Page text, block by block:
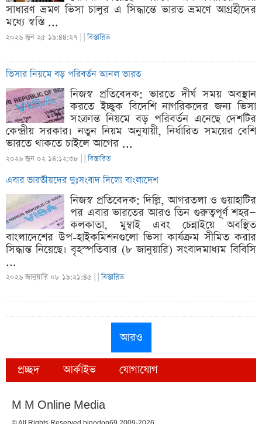
সাধারণ ভ্রমণ ভিসা চালুর এ সিদ্ধান্তে ভারত ভ্রমণে আগ্রহীদের
মধ্যে স্বস্তি ...
২০২৬ জুন ২৫ ১৯:৪৪:২৭ | |বিস্তারিত
ভিসার নিয়মে বড় পরিবর্তন আনল ভারত
নিজস্ব প্রতিবেদক: ভারতে দীর্ঘ সময় অবস্থান
করতে ইচ্ছুক বিদেশি নাগরিকদের জন্য ভিসা
সংক্রান্ত নিয়মে বড় পরিবর্তন এনেছে দেশটির
কেন্দ্রীয় সরকার। নতুন নিয়ম অনুযায়ী, নির্ধারিত সময়ের বেশি
ভারতে থাকতে চাইলে আগের ...
২০২৬ জুন ০২ ১৪:১২:৩৮ | |বিস্তারিত
এবার ভারতীয়দের দুঃসংবাদ দিলো বাংলাদেশ
নিজস্ব প্রতিবেদক: দিল্লি, আগরতলা ও গুয়াহাটির
পর এবার ভারতের আরও তিন গুরুত্বপূর্ণ শহর—
কলকাতা, মুম্বাই এবং চেন্নাইয়ে অবস্থিত
বাংলাদেশের উপ-হাইকমিশনগুলো ভিসা কার্যক্রম সীমিত করার
সিদ্ধান্ত নিয়েছে। বৃহস্পতিবার (৮ জানুয়ারি) সংবাদমাধ্যম বিবিসি
...
২০২৬ জানুয়ারি ০৮ ১৯:২১:৪৫ | |বিস্তারিত
আরও
প্রচ্ছদ আর্কাইভ যোগাযোগ
M M Online Media